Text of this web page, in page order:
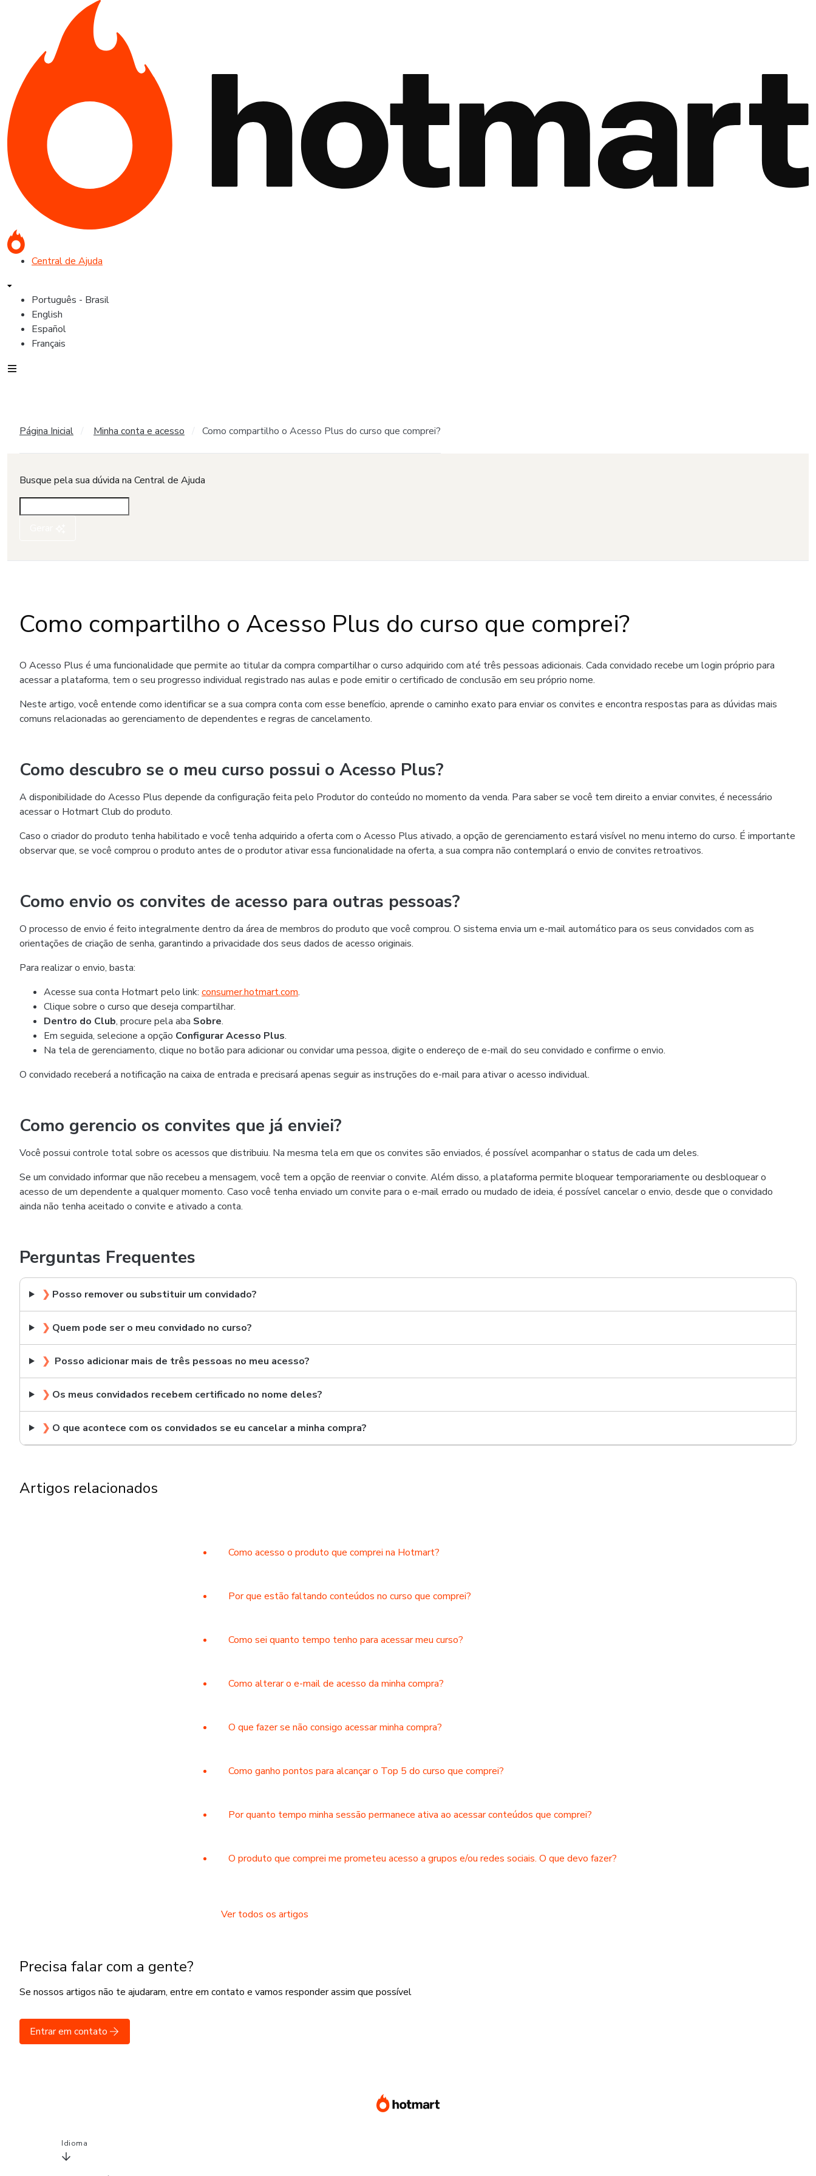
Central de Ajuda
Português - Brasil
English
Español
Français
Página Inicial Minha conta e acesso Como compartilho o Acesso Plus do curso que comprei?
Busque pela sua dúvida na Central de Ajuda
Como compartilho o Acesso Plus do curso que comprei?
O Acesso Plus é uma funcionalidade que permite ao titular da compra compartilhar o curso adquirido com até três pessoas adicionais. Cada convidado recebe um login próprio para
acessar a plataforma, tem o seu progresso individual registrado nas aulas e pode emitir o certificado de conclusão em seu próprio nome.
Neste artigo, você entende como identificar se a sua compra conta com esse benefício, aprende o caminho exato para enviar os convites e encontra respostas para as dúvidas mais
comuns relacionadas ao gerenciamento de dependentes e regras de cancelamento.
Como descubro se o meu curso possui o Acesso Plus?
A disponibilidade do Acesso Plus depende da configuração feita pelo Produtor do conteúdo no momento da venda. Para saber se você tem direito a enviar convites, é necessário
acessar o Hotmart Club do produto.
Caso o criador do produto tenha habilitado e você tenha adquirido a oferta com o Acesso Plus ativado, a opção de gerenciamento estará visível no menu interno do curso. É importante
observar que, se você comprou o produto antes de o produtor ativar essa funcionalidade na oferta, a sua compra não contemplará o envio de convites retroativos.
Como envio os convites de acesso para outras pessoas?
O processo de envio é feito integralmente dentro da área de membros do produto que você comprou. O sistema envia um e-mail automático para os seus convidados com as
orientações de criação de senha, garantindo a privacidade dos seus dados de acesso originais.
Para realizar o envio, basta:
Acesse sua conta Hotmart pelo link: consumer.hotmart.com.
Clique sobre o curso que deseja compartilhar.
Dentro do Club, procure pela aba Sobre.
Em seguida, selecione a opção Configurar Acesso Plus.
Na tela de gerenciamento, clique no botão para adicionar ou convidar uma pessoa, digite o endereço de e-mail do seu convidado e confirme o envio.
O convidado receberá a notificação na caixa de entrada e precisará apenas seguir as instruções do e-mail para ativar o acesso individual.
Como gerencio os convites que já enviei?
Você possui controle total sobre os acessos que distribuiu. Na mesma tela em que os convites são enviados, é possível acompanhar o status de cada um deles.
Se um convidado informar que não recebeu a mensagem, você tem a opção de reenviar o convite. Além disso, a plataforma permite bloquear temporariamente ou desbloquear o
acesso de um dependente a qualquer momento. Caso você tenha enviado um convite para o e-mail errado ou mudado de ideia, é possível cancelar o envio, desde que o convidado
ainda não tenha aceitado o convite e ativado a conta.
Perguntas Frequentes
❯ Posso remover ou substituir um convidado?
❯ Quem pode ser o meu convidado no curso?
❯ Posso adicionar mais de três pessoas no meu acesso?
❯ Os meus convidados recebem certificado no nome deles?
❯ O que acontece com os convidados se eu cancelar a minha compra?
Artigos relacionados
Como acesso o produto que comprei na Hotmart?
Por que estão faltando conteúdos no curso que comprei?
Como sei quanto tempo tenho para acessar meu curso?
Como alterar o e-mail de acesso da minha compra?
O que fazer se não consigo acessar minha compra?
Como ganho pontos para alcançar o Top 5 do curso que comprei?
Por quanto tempo minha sessão permanece ativa ao acessar conteúdos que comprei?
O produto que comprei me prometeu acesso a grupos e/ou redes sociais. O que devo fazer?
Ver todos os artigos
Precisa falar com a gente?
Se nossos artigos não te ajudaram, entre em contato e vamos responder assim que possível
Entrar em contato
Idioma